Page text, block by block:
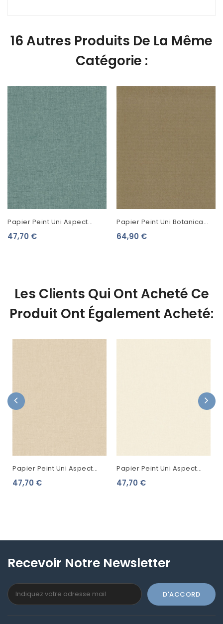
16 Autres Produits De La Même
Catégorie :
Papier Peint Uni Aspect
Tissu Linen Vert Malachite
47,70 €
Papier Peint Uni Botanica
Casadeco Camel
64,90 €
Les Clients Qui Ont Acheté Ce
Produit Ont Également Acheté:
Papier Peint Uni Aspect
Tissu Linen Lin 103221267
47,70 €
Papier Peint Uni Aspect
Tissu Linen Chanvre
47,70 €
Recevoir Notre Newsletter